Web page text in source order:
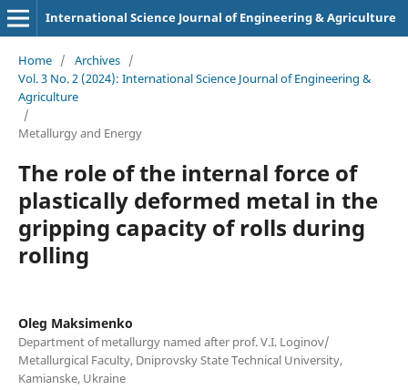
International Science Journal of Engineering & Agriculture
Home / Archives /
Vol. 3 No. 2 (2024): International Science Journal of Engineering &
Agriculture
/
Metallurgy and Energy
The role of the internal force of
plastically deformed metal in the
gripping capacity of rolls during
rolling
Oleg Maksimenko
Department of metallurgy named after prof. V.I. Loginov/
Metallurgical Faculty, Dniprovsky State Technical University,
Kamianske, Ukraine